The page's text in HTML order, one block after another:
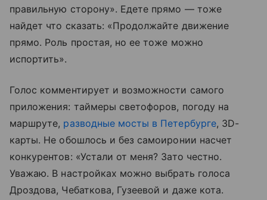
правильную сторону». Едете прямо — тоже
найдет что сказать: «Продолжайте движение
прямо. Роль простая, но ее тоже можно
испортить».
Голос комментирует и возможности самого
приложения: таймеры светофоров, погоду на
маршруте, разводные мосты в Петербурге, 3D-
карты. Не обошлось и без самоиронии насчет
конкурентов: «Устали от меня? Зато честно.
Уважаю. В настройках можно выбрать голоса
Дроздова, Чебаткова, Гузеевой и даже кота.